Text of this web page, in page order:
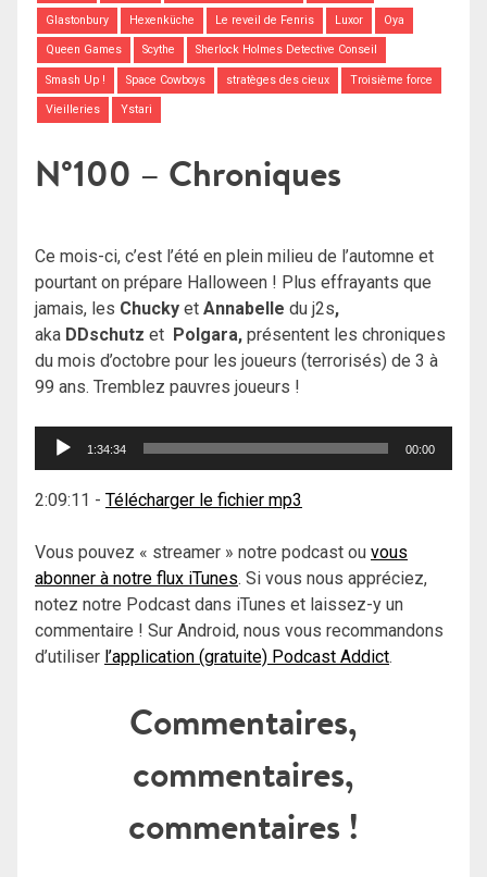
Glastonbury Hexenküche Le reveil de Fenris Luxor Oya
Queen Games Scythe Sherlock Holmes Detective Conseil
Smash Up ! Space Cowboys stratèges des cieux Troisième force
Vieilleries Ystari
N°100 – Chroniques
Ce mois-ci, c’est l’été en plein milieu de l’automne et
pourtant on prépare Halloween ! Plus effrayants que
jamais, les Chucky et Annabelle du j2s,
aka DDschutz et Polgara, présentent les chroniques
du mois d’octobre pour les joueurs (terrorisés) de 3 à
99 ans. Tremblez pauvres joueurs !
Lecteur
1:34:34 00:00
2:09:11 - Télécharger le fichier mp3
Vous pouvez « streamer » notre podcast ou vous
abonner à notre flux iTunes. Si vous nous appréciez,
notez notre Podcast dans iTunes et laissez-y un
commentaire ! Sur Android, nous vous recommandons
d’utiliser l’application (gratuite) Podcast Addict.
Commentaires,
commentaires,
commentaires !